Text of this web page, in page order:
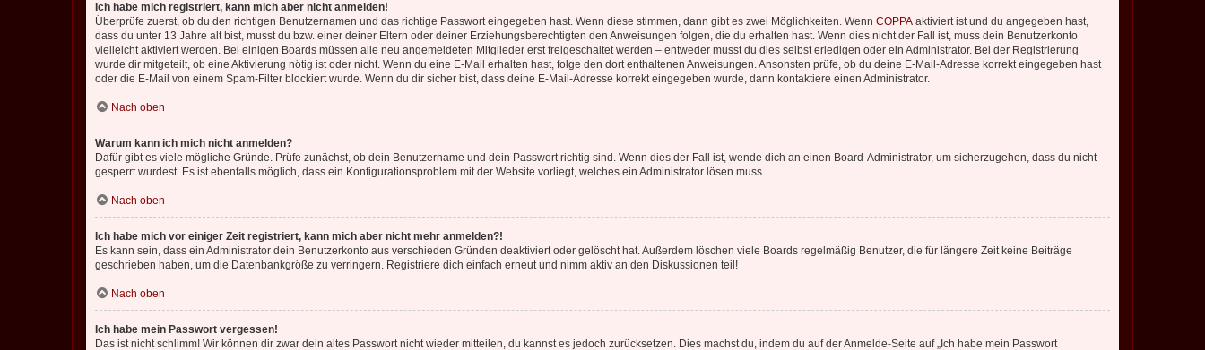
Ich habe mich registriert, kann mich aber nicht anmelden!
Überprüfe zuerst, ob du den richtigen Benutzernamen und das richtige Passwort eingegeben hast. Wenn diese stimmen, dann gibt es zwei Möglichkeiten. Wenn COPPA aktiviert ist und du angegeben hast,
dass du unter 13 Jahre alt bist, musst du bzw. einer deiner Eltern oder deiner Erziehungsberechtigten den Anweisungen folgen, die du erhalten hast. Wenn dies nicht der Fall ist, muss dein Benutzerkonto
vielleicht aktiviert werden. Bei einigen Boards müssen alle neu angemeldeten Mitglieder erst freigeschaltet werden – entweder musst du dies selbst erledigen oder ein Administrator. Bei der Registrierung
wurde dir mitgeteilt, ob eine Aktivierung nötig ist oder nicht. Wenn du eine E-Mail erhalten hast, folge den dort enthaltenen Anweisungen. Ansonsten prüfe, ob du deine E-Mail-Adresse korrekt eingegeben hast
oder die E-Mail von einem Spam-Filter blockiert wurde. Wenn du dir sicher bist, dass deine E-Mail-Adresse korrekt eingegeben wurde, dann kontaktiere einen Administrator.
Nach oben
Warum kann ich mich nicht anmelden?
Dafür gibt es viele mögliche Gründe. Prüfe zunächst, ob dein Benutzername und dein Passwort richtig sind. Wenn dies der Fall ist, wende dich an einen Board-Administrator, um sicherzugehen, dass du nicht
gesperrt wurdest. Es ist ebenfalls möglich, dass ein Konfigurationsproblem mit der Website vorliegt, welches ein Administrator lösen muss.
Nach oben
Ich habe mich vor einiger Zeit registriert, kann mich aber nicht mehr anmelden?!
Es kann sein, dass ein Administrator dein Benutzerkonto aus verschieden Gründen deaktiviert oder gelöscht hat. Außerdem löschen viele Boards regelmäßig Benutzer, die für längere Zeit keine Beiträge
geschrieben haben, um die Datenbankgröße zu verringern. Registriere dich einfach erneut und nimm aktiv an den Diskussionen teil!
Nach oben
Ich habe mein Passwort vergessen!
Das ist nicht schlimm! Wir können dir zwar dein altes Passwort nicht wieder mitteilen, du kannst es jedoch zurücksetzen. Dies machst du, indem du auf der Anmelde-Seite auf „Ich habe mein Passwort